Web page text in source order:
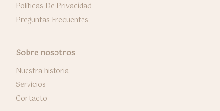
Políticas De Privacidad
Preguntas Frecuentes
Sobre nosotros
Nuestra historia
Servicios
Contacto